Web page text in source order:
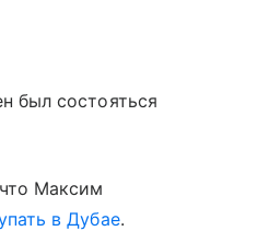
был состояться
Максим
в Дубае.